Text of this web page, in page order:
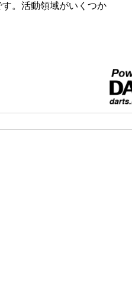
。活動領域がいくつか